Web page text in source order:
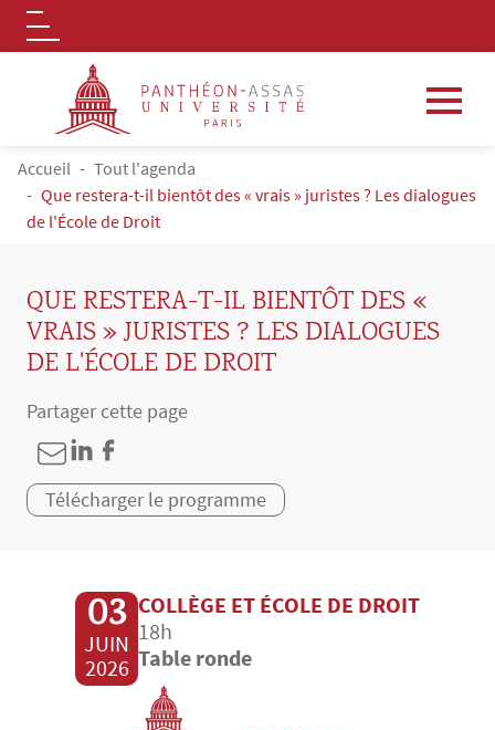
Aller au contenu principal
Logo
FIL D'ARIANE
Accueil
Tout l'agenda
Que restera-t-il bientôt des « vrais » juristes ? Les dialogues
de l'École de Droit
QUE RESTERA-T-IL BIENTÔT DES «
VRAIS » JURISTES ? LES DIALOGUES
DE L'ÉCOLE DE DROIT
Partager cette page
Télécharger le programme
03
JUIN
2026
COLLÈGE ET ÉCOLE DE DROIT
18h
Table ronde